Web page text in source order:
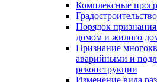
Комплексные
Градостроительство
Порядок
домом и жилого
Признание
аварийными и
реконструкции